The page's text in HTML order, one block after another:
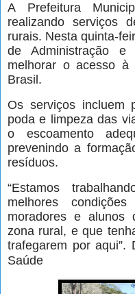
A Prefeitura
realizando serviços
rurais. Nesta quinta-
de Administração e
melhorar o acesso à
Brasil.
Os serviços incluem
poda e limpeza das
o escoamento
prevenindo a
resíduos.
“Estamos
melhores
moradores e alunos
zona rural, e que
trafegarem por aqui”.
Saúde